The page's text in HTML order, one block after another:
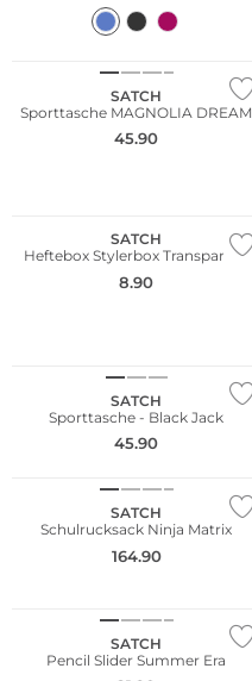
SATCH
Sporttasche MAGNOLIA DREAM
45.90
SATCH
Heftebox Stylerbox Transparent
8.90
SATCH
Sporttasche - Black Jack
45.90
SATCH
Schulrucksack Ninja Matrix
164.90
SATCH
Pencil Slider Summer Era